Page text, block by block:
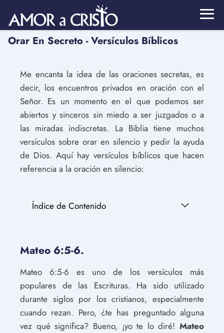
Orar En Secreto - Versículos Bíblicos
Me encanta la idea de las oraciones secretas, es
decir, los encuentros privados en oración con el
Señor. Es un momento en el que podemos ser
abiertos y sinceros sin miedo a ser juzgados o a
las miradas indiscretas. La Biblia tiene muchos
versículos sobre orar en silencio y pedir la ayuda
de Dios. Aquí hay versículos bíblicos que hacen
referencia a la oración en silencio:
Índice de Contenido
Mateo 6:5-6.
Mateo 6:5-6 es uno de los versículos más
populares de las Escrituras. Ha sido utilizado
durante siglos por los cristianos, especialmente
cuando rezan. Pero, ¿te has preguntado alguna
vez qué significa? Bueno, ¡yo te lo diré! Mateo